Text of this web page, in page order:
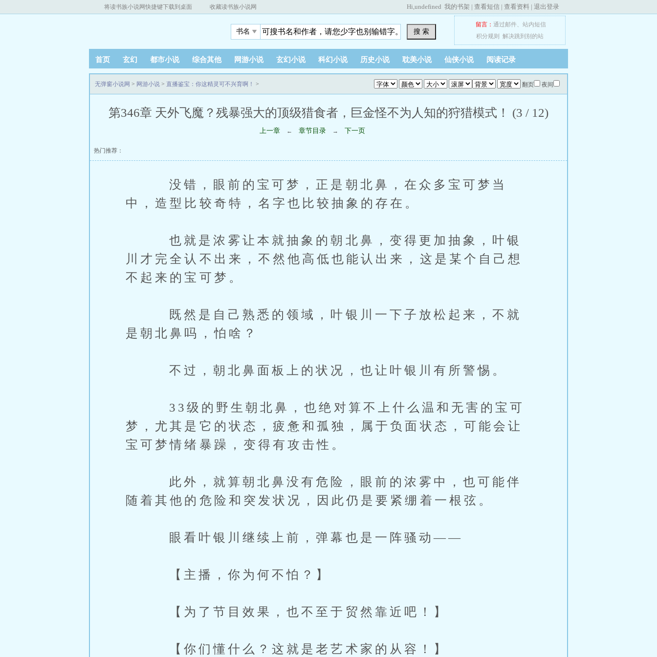
将读书族小说网快捷键下载到桌面 收藏读书族小说网 Hi,undefined 我的书架 | 查看短信 | 查看资料 | 退出登录
书名 搜 索
留言： 通过邮件、 站内短信
积分规则
解决跳到别的站
首页 玄幻 都市小说 综合其他 网游小说 玄幻小说 科幻小说 历史小说 耽美小说 仙侠小说 阅读记录
翻页 夜间
无弹窗小说网 > 网游小说 > 直播鉴宝：你这精灵可不兴育啊！ >
第346章 天外飞魔？残暴强大的顶级猎食者，巨金怪不为人知的狩猎模式！ (3 / 12)
上一章 ← 章节目录 → 下一页
热门推荐：
没错，眼前的宝可梦，正是朝北鼻，在众多宝可梦当
中，造型比较奇特，名字也比较抽象的存在。
也就是浓雾让本就抽象的朝北鼻，变得更加抽象，叶银
川才完全认不出来，不然他高低也能认出来，这是某个自己想
不起来的宝可梦。
既然是自己熟悉的领域，叶银川一下子放松起来，不就
是朝北鼻吗，怕啥？
不过，朝北鼻面板上的状况，也让叶银川有所警惕。
33级的野生朝北鼻，也绝对算不上什么温和无害的宝可
梦，尤其是它的状态，疲惫和孤独，属于负面状态，可能会让
宝可梦情绪暴躁，变得有攻击性。
此外，就算朝北鼻没有危险，眼前的浓雾中，也可能伴
随着其他的危险和突发状况，因此仍是要紧绷着一根弦。
眼看叶银川继续上前，弹幕也是一阵骚动——
【主播，你为何不怕？】
【为了节目效果，也不至于贸然靠近吧！】
【你们懂什么？这就是老艺术家的从容！】